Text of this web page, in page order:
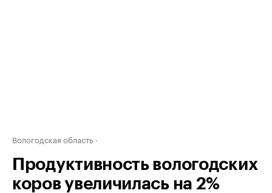
Вологодская область
Продуктивность вологодских
коров увеличилась на 2%